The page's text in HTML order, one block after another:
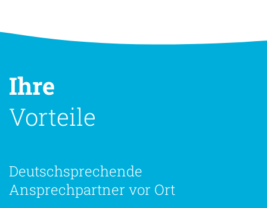
Ihre
Vorteile
Deutschsprechende
Ansprechpartner vor Ort